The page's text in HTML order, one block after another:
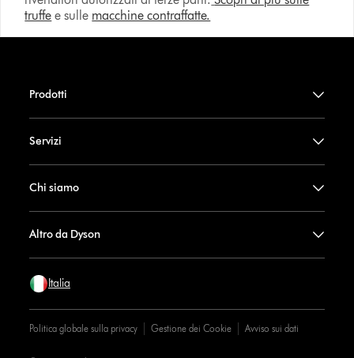
truffe e sulle macchine contraffatte.
Prodotti
Servizi
Chi siamo
Altro da Dyson
Italia
Politica globale sulla privacy Gestione dei Cookie Avviso sui dati